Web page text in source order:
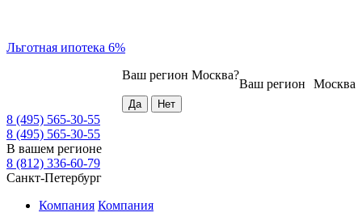
Льготная ипотека 6%
Москва
Ваш регион
Ваш регион Москва?
8 (495) 565-30-55
8 (495) 565-30-55
В вашем регионе
8 (812) 336-60-79
Санкт-Петербург
Компания Компания